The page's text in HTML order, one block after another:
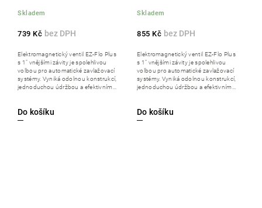
průtoku
Skladem
739 Kč
Do košíku
Elektromagnetický ventil EZ-Flo Plus
s 1" vnějšími závity je spolehlivou
volbou pro automatické zavlažovací
systémy. Vyniká odolnou konstrukcí,
jednoduchou údržbou a efektivním...
Skladem
855 Kč
Do košíku
Elektromagnetický ventil EZ-Flo Plus
s 1" vnějšími závity je spolehlivou
volbou pro automatické zavlažovací
systémy. Vyniká odolnou konstrukcí,
jednoduchou údržbou a efektivním...